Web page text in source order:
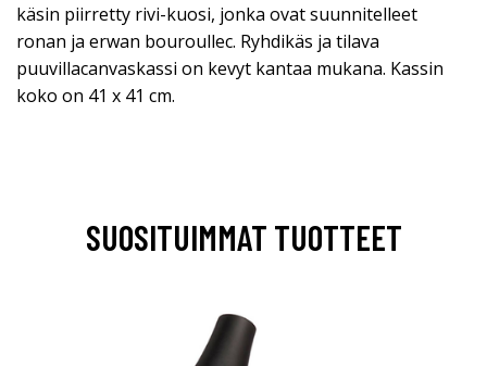
käsin piirretty rivi-kuosi, jonka ovat suunnitelleet
ronan ja erwan bouroullec. Ryhdikäs ja tilava
puuvillacanvaskassi on kevyt kantaa mukana. Kassin
koko on 41 x 41 cm.
SUOSITUIMMAT TUOTTEET